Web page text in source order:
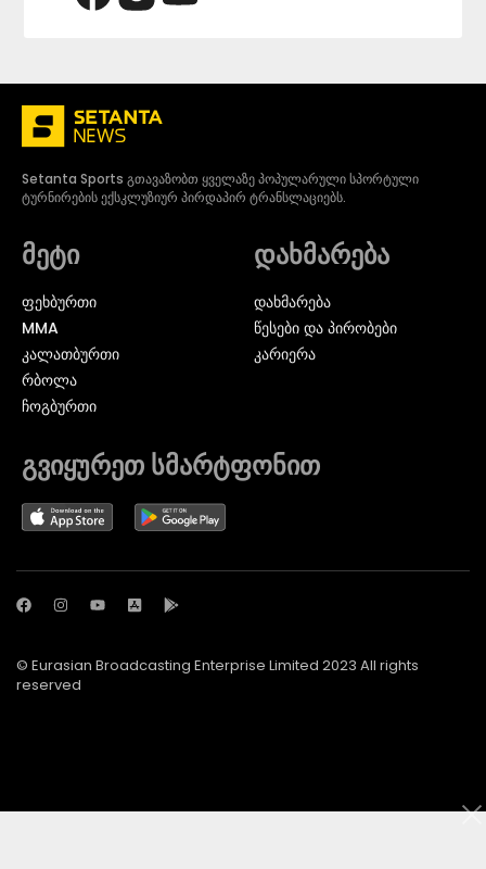
Setanta Sports გთავაზობთ ყველაზე პოპულარული სპორტული
ტურნირების ექსკლუზიურ პირდაპირ ტრანსლაციებს.
მეტი
ᲤᲔᲮᲑᲣᲠᲗᲘ
MMA
ᲙᲐᲚᲐᲗᲑᲣᲠᲗᲘ
ᲠᲑᲝᲚᲐ
ᲩᲝᲒᲑᲣᲠᲗᲘ
დახმარება
დახმარება
წესები და პირობები
კარიერა
გვიყურეთ სმარტფონით
© Eurasian Broadcasting Enterprise Limited 2023 All rights
reserved